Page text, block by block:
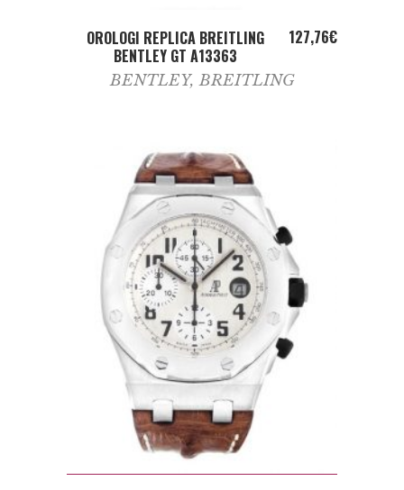
ADD TO CART
OROLOGI REPLICA BREITLING
BENTLEY GT A13363
127,76€
BENTLEY,BREITLING